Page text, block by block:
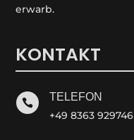
erwarb.
KONTAKT
 TELEFON
+49 8363 929746